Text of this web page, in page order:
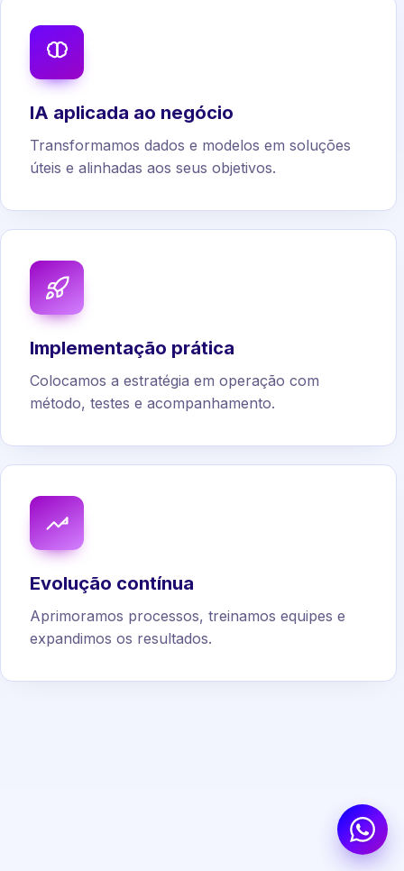
IA aplicada ao negócio
Transformamos dados e modelos em soluções
úteis e alinhadas aos seus objetivos.
Implementação prática
Colocamos a estratégia em operação com
método, testes e acompanhamento.
Evolução contínua
Aprimoramos processos, treinamos equipes e
expandimos os resultados.